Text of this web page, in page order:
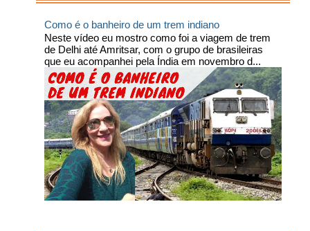
Como é o banheiro de um trem indiano
Neste vídeo eu mostro como foi a viagem de trem
de Delhi até Amritsar, com o grupo de brasileiras
que eu acompanhei pela Índia em novembro d...